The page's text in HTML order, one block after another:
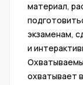
материал,
экзаменам,
и
охватывает